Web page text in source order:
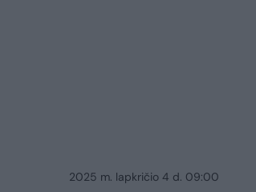
2025 m. lapkričio 4 d. 09:00